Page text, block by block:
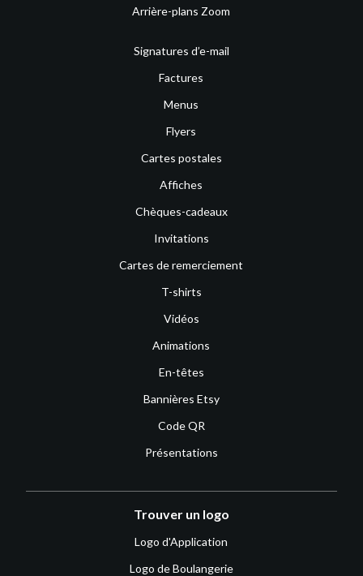
Arrière-plans Zoom
Signatures d’e-mail
Factures
Menus
Flyers
Cartes postales
Affiches
Chèques-cadeaux
Invitations
Cartes de remerciement
T-shirts
Vidéos
Animations
En-têtes
Bannières Etsy
Code QR
Présentations
Trouver un logo
Logo d'Application
Logo de Boulangerie